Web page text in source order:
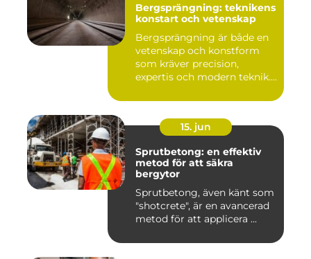
Bergsprängning: teknikens
konstart och vetenskap
Bergsprängning är både en
vetenskap och konstform
som kräver precision,
expertis och modern teknik.
15. jun
Sprutbetong: en effektiv
metod för att säkra
bergytor
Sprutbetong, även känt som
"shotcrete", är en avancerad
metod för att applicera ...